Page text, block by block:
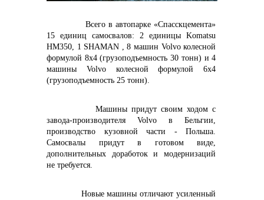
Контакты
+7 (423) 234 50 50
info@vostokcement.ru
Всего в автопарке «Спасскцемента»
15 единиц самосвалов: 2 единицы Komatsu
HM350, 1 SHAMAN , 8 машин Volvoколесной
формулой 8x4 (грузоподъемность 30 тонн) и 4
машины Volvoколесной формулой 6x4
(грузоподъемность 25 тонн).
Машины придут своим ходом с
завода-производителяVolvo в Бельгии,
производство кузовной части - Польша.
Самосвалы придут в готовом виде,
дополнительных доработок и модернизаций
не требуется.
Новые машины отличают усиленный